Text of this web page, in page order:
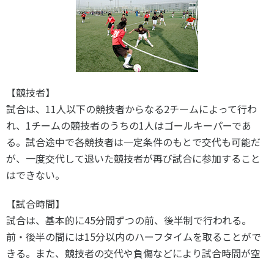
【競技者】
試合は、11人以下の競技者からなる2チームによって行わ
れ、1チームの競技者のうちの1人はゴールキーパーであ
る。試合途中で各競技者は一定条件のもとで交代も可能だ
が、一度交代して退いた競技者が再び試合に参加すること
はできない。
【試合時間】
試合は、基本的に45分間ずつの前、後半制で行われる。
前・後半の間には15分以内のハーフタイムを取ることがで
きる。また、競技者の交代や負傷などにより試合時間が空